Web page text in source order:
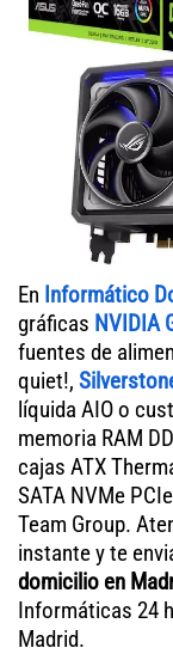
En Informático
gráficas NVIDIA
fuentes de
quiet!,
líquida AIO o
memoria RAM
cajas ATX
SATA NVMe
Team Group.
instante y te
domicilio en
Informáticas 24
Madrid.